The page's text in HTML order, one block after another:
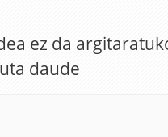
ez da
daude